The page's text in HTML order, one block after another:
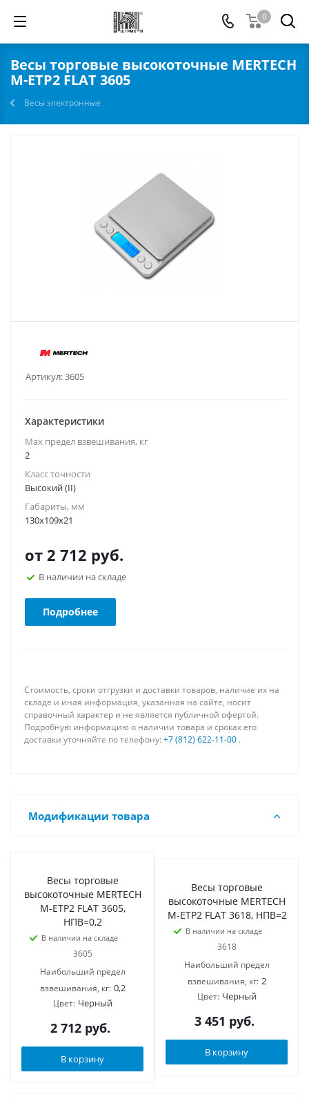
0
Весы торговые высокоточные MERTECH
M-ETP2 FLAT 3605
Весы электронные
Артикул:3605
Характеристики
Max предел взвешивания, кг
2
Класс точности
Высокий (II)
Габариты, мм
130х109x21
от 2 712 руб.
В наличии на складе
Подробнее
Стоимость, сроки отгрузки и доставки товаров, наличие их на
складе и иная информация, указанная на сайте, носит
справочный характер и не является публичной офертой.
Подробную информацию о наличии товара и сроках его
доставки уточняйте по телефону: +7 (812) 622-11-00 .
Модификации товара
Весы торговые
высокоточные MERTECH
M-ETP2 FLAT 3605,
НПВ=0,2
В наличии на складе
3605
Наибольший предел
взвешивания, кг: 0,2
Цвет: Черный
2 712 руб.
В корзину
Весы торговые
высокоточные MERTECH
M-ETP2 FLAT 3618, НПВ=2
В наличии на складе
3618
Наибольший предел
взвешивания, кг: 2
Цвет: Черный
3 451 руб.
В корзину